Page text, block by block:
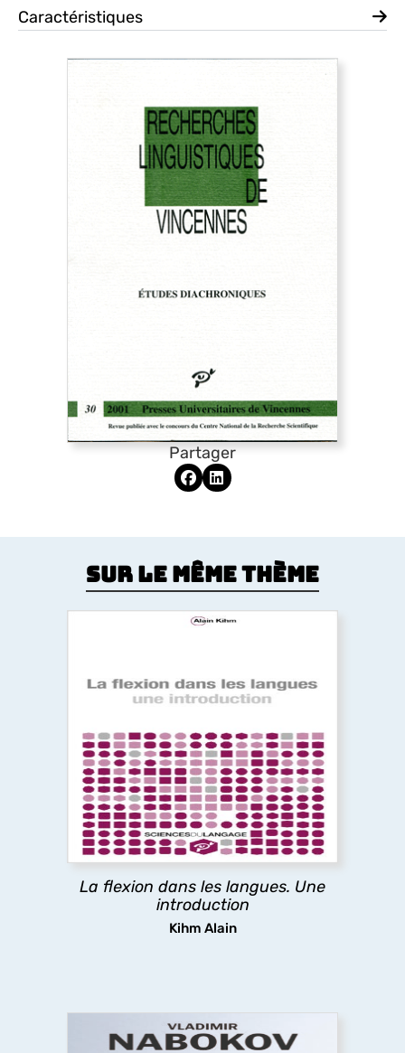
Partager
Caractéristiques
Sur le même thème
La flexion dans les langues. Une
introduction
Kihm Alain
La flexion dans les langues. Une
L’ouvrage décrit et analyse les mécanismes de
conjugaison des langues naturelles, explore leurs
significations, expose les théories les
concernant, spécule sur leur émergence et leur
apprentissage.
découvrir